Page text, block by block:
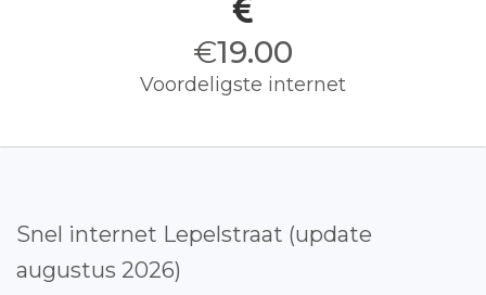
€19.00
Voordeligste internet
Snel internet Lepelstraat (update
augustus 2026)